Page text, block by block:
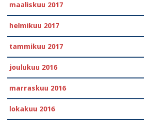
maaliskuu 2017
helmikuu 2017
tammikuu 2017
joulukuu 2016
marraskuu 2016
lokakuu 2016